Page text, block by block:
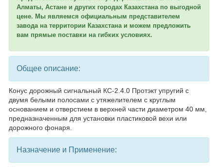
Алматы, Астане и других городах Казахстана по выгодной
цене. Мы являемся официальным представителем
завода на территории Казахстана и можем предложить
вам прямые поставки на гибких условиях.
Общее описание:
Конус дорожный сигнальный КС-2.4.0 Протэкт упругий с
двумя белыми полосами с утяжелителем с круглым
основанием и отверстием в верхней части диаметром 40 мм,
предназначенным для установки пластиковой вехи или
дорожного фонаря.
Назначение и Применение: